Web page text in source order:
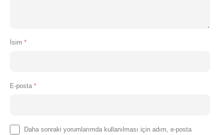
İsim *
E-posta *
Daha sonraki yorumlarımda kullanılması için adım, e-posta